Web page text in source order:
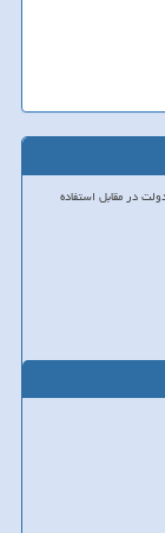
در مقابل استفاده